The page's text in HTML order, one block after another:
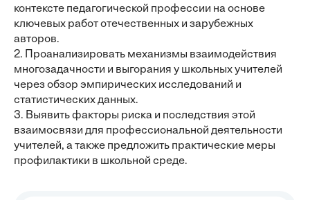
контексте педагогической профессии на основе
ключевых работ отечественных и зарубежных
авторов.
2. Проанализировать механизмы взаимодействия
многозадачности и выгорания у школьных учителей
через обзор эмпирических исследований и
статистических данных.
3. Выявить факторы риска и последствия этой
взаимосвязи для профессиональной деятельности
учителей, а также предложить практические меры
профилактики в школьной среде.